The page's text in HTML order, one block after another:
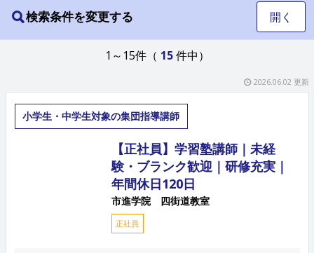
検索条件を変更する 開く
1～15件（ 15 件中）
2026.06.02 更新
小学生・中学生対象の集団指導講師
【正社員】学習塾講師｜未経
験・ブランク歓迎｜研修充実｜
年間休日120日
市進学院 四街道教室
正社員